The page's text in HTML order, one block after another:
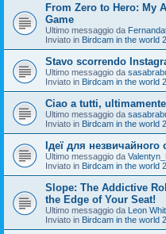
From Zero to Hero: My
Game
Ultimo messaggio da
Inviato in Birdcam in the world
Stavo scorrendo
Ultimo messaggio da
Inviato in Birdcam in the world
Ciao a tutti, ultimamente
Ultimo messaggio da
Inviato in Birdcam in the world
Ідеї для
Ultimo messaggio da
Inviato in Birdcam in the world
Slope: The Addictive
the Edge of Your Seat!
Ultimo messaggio da Leon
Inviato in Birdcam in the world